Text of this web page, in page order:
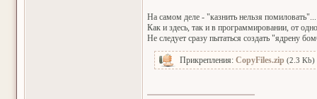
На самом деле - "казнить нельзя помиловать"...
Как и здесь, так и в программировании, от
Не следует сразу пытаться создать "ядрену
Прикрепления: CopyFiles.zip (2.3 Kb)